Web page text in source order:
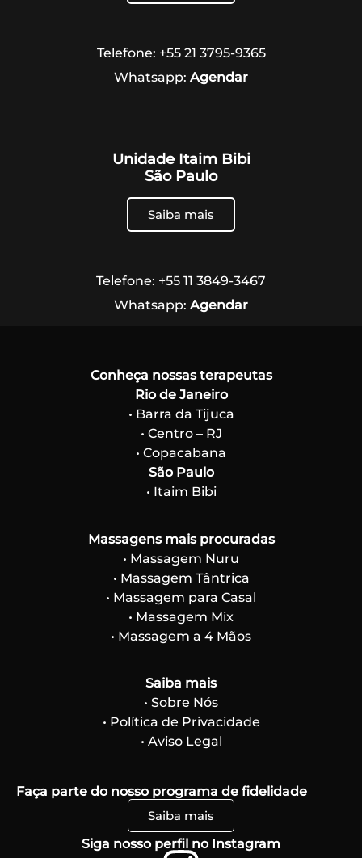
Telefone: +55 21 3795-9365
Whatsapp: Agendar
Unidade Itaim Bibi
São Paulo
Saiba mais
Telefone: +55 11 3849-3467
Whatsapp: Agendar
Conheça nossas terapeutas
Rio de Janeiro
• Barra da Tijuca
• Centro – RJ
• Copacabana
São Paulo
• Itaim Bibi
Massagens mais procuradas
• Massagem Nuru
• Massagem Tântrica
• Massagem para Casal
• Massagem Mix
• Massagem a 4 Mãos
Saiba mais
• Sobre Nós
• Política de Privacidade
• Aviso Legal
Faça parte do nosso programa de fidelidade
Saiba mais
Siga nosso perfil no Instagram